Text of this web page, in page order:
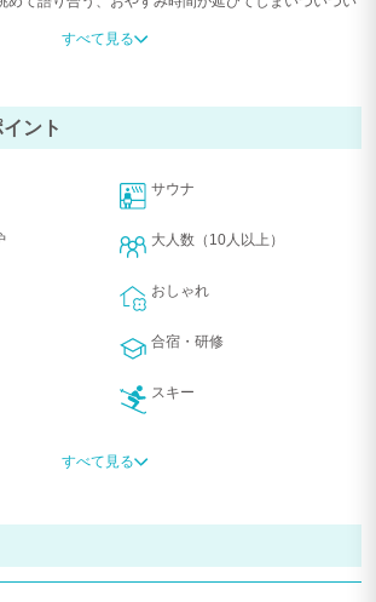
敵な空間を体験してください。
の休日
ンルームは吹き抜けとなっていて、床から天井まであ
持ちよく、ソファでほっと一息ついていただけます
れな薪ストーブがあり、寒い季節には体を芯からじん
には、くつろげるデッキチェアーの他にBBQスペース
チンとも簡単に行き来できるので、凝ったお料理に挑
合がございます。
すべて見る
ント
サウナ
大人数（10人以上）
おしゃれ
合宿・研修
スキー
すべて見る